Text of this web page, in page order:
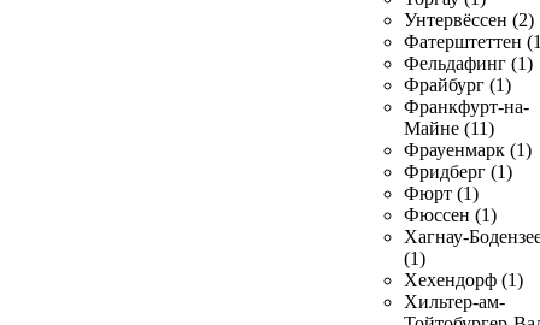
Унтервёссен (2)
Фатерштеттен
Фельдафинг (1)
Фрайбург (1)
Франкфурт-на-
Майне (11)
Фрауенмарк (1)
Фридберг (1)
Фюрт (1)
Фюссен (1)
Хагнау-
(1)
Хехендорф (1)
Хильтер-ам-